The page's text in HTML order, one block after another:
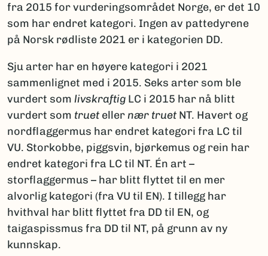
fra 2015 for vurderingsområdet Norge, er det 10
som har endret kategori. Ingen av pattedyrene
på Norsk rødliste 2021 er i kategorien DD.
Sju arter har en høyere kategori i 2021
sammenlignet med i 2015. Seks arter som ble
vurdert som livskraftig LC i 2015 har nå blitt
vurdert som truet ellernær truet NT. Havert og
nordflaggermus har endret kategori fra LC til
VU. Storkobbe, piggsvin, bjørkemus og rein har
endret kategori fra LC til NT. Én art –
storflaggermus – har blitt flyttet til en mer
alvorlig kategori (fra VU til EN). I tillegg har
hvithval har blitt flyttet fra DD til EN, og
taigaspissmus fra DD til NT, på grunn av ny
kunnskap.